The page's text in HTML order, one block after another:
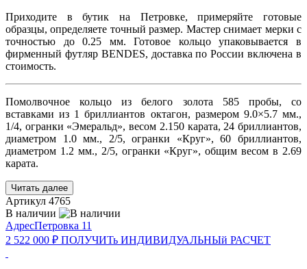
Приходите в бутик на Петровке, примеряйте готовые
образцы, определяете точный размер. Мастер снимает мерки с
точностью до 0.25 мм. Готовое кольцо упаковывается в
фирменный футляр BENDES, доставка по России включена в
стоимость.
Помолвочное кольцо из белого золота 585 пробы, со
вставками из 1 бриллиантов октагон, размером 9.0×5.7 мм.,
1/4, огранки «Эмеральд», весом 2.150 карата, 24 бриллиантов,
диаметром 1.0 мм., 2/5, огранки «Круг», 60 бриллиантов,
диаметром 1.2 мм., 2/5, огранки «Круг», общим весом в 2.69
карата.
Читать далее
Артикул 4765
В наличии
АдресПетровка 11
2 522 000 ₽ ПОЛУЧИТь ИНДИВИДУАЛЬНЫй РАСЧЕТ